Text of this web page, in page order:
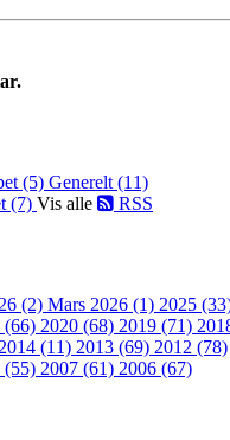
(5) Generelt (11)
(7) Vis alle RSS
(2) Mars 2026 (1) 2025
(66) 2020 (68) 2019 (71)
2014 (11) 2013 (69) 2012 (78)
(55) 2007 (61) 2006 (67)